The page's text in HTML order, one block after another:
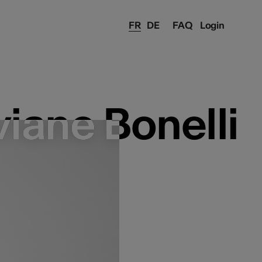
FAQ Login
FR DE
Bonelli
Bonelli